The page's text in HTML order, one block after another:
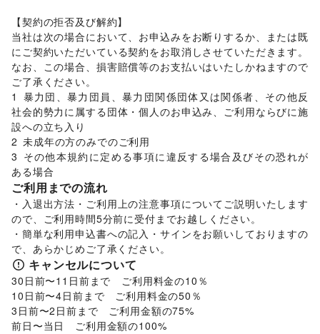
【契約の拒否及び解約】
当社は次の場合において、お申込みをお断りするか、または既
にご契約いただいている契約をお取消しさせていただきます。
なお、この場合、損害賠償等のお支払いはいたしかねますので
ご了承ください。
1	暴力団、暴力団員、暴力団関係団体又は関係者、その他反
社会的勢力に属する団体・個人のお申込み、ご利用ならびに施
設への立ち入り
2	未成年の方のみでのご利用
3	その他本規約に定める事項に違反する場合及びその恐れが
ある場合
ご利用までの流れ
・入退出方法・ご利用上の注意事項についてご説明いたします
ので、ご利用時間5分前に受付までお越しください。
・簡単な利用申込書への記入・サインをお願いしておりますの
で、あらかじめご了承ください。
キャンセルについて
30日前〜11日前まで　ご利用料金の10％
10日前〜4日前まで　ご利用料金の50％
3日前〜2日前まで　ご利用金額の75%
前日〜当日　ご利用金額の100%